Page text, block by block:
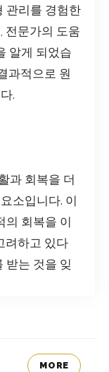
관리를 경험한
전문가의 도움
알게 되었습
과적으로 원
.
과 회복을 더
소입니다. 이
의 회복을 이
려하고 있다
받는 것을 잊
MORE